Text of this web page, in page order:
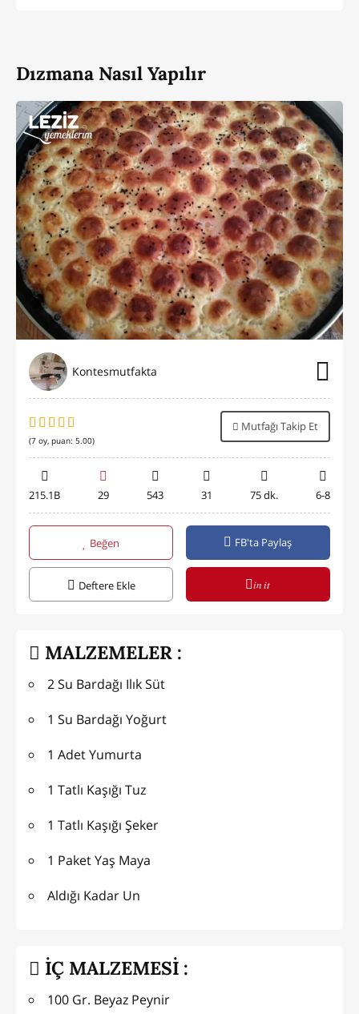
Dızmana Nasıl Yapılır
Kontesmutfakta
(7 oy, puan: 5.00)
Mutfağı Takip Et
215.1B 29 543 31 75 dk. 6-8
Beğen FB'ta Paylaş
Deftere Ekle in it
MALZEMELER :
2 Su Bardağı Ilık Süt
1 Su Bardağı Yoğurt
1 Adet Yumurta
1 Tatlı Kaşığı Tuz
1 Tatlı Kaşığı Şeker
1 Paket Yaş Maya
Aldığı Kadar Un
İÇ MALZEMESİ :
100 Gr. Beyaz Peynir